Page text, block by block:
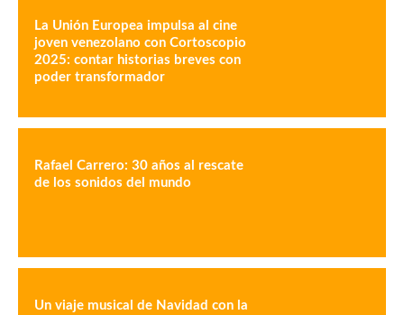
La Unión Europea impulsa al cine
joven venezolano con Cortoscopio
2025: contar historias breves con
poder transformador
Rafael Carrero: 30 años al rescate
de los sonidos del mundo
Un viaje musical de Navidad con la